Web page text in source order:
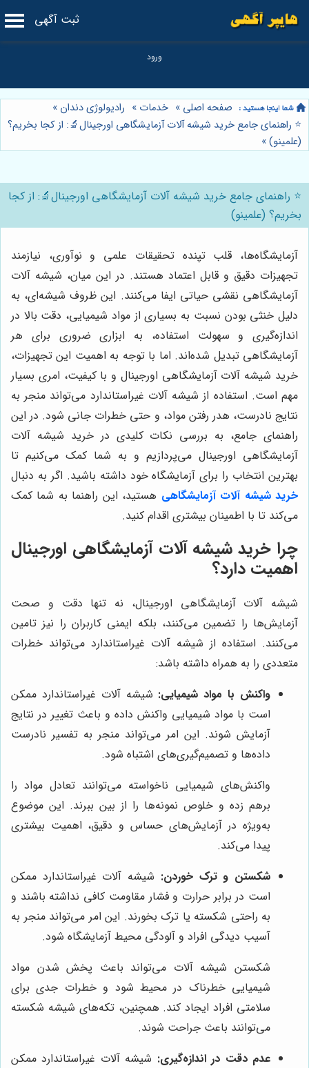
ثبت آگهی
صفحه اصلی » خدمات » رادیولوژی دندان »
⭐️ راهنمای جامع خرید شیشه آلات آزمایشگاهی اورجینال🔬: از کجا بخریم؟
(علمینو)»
⭐️ راهنمای جامع خرید شیشه آلات آزمایشگاهی اورجینال🔬: از کجا
بخریم؟ (علمینو)
آزمایشگاه‌ها، قلب تپنده تحقیقات علمی و نوآوری، نیازمند
تجهیزات دقیق و قابل اعتماد هستند. در این میان، شیشه آلات
آزمایشگاهی نقشی حیاتی ایفا می‌کنند. این ظروف شیشه‌ای، به
دلیل خنثی بودن نسبت به بسیاری از مواد شیمیایی، دقت بالا در
اندازه‌گیری و سهولت استفاده، به ابزاری ضروری برای هر
آزمایشگاهی تبدیل شده‌اند. اما با توجه به اهمیت این تجهیزات،
خرید شیشه آلات آزمایشگاهی اورجینال و با کیفیت، امری بسیار
مهم است. استفاده از شیشه آلات غیراستاندارد می‌تواند منجر به
نتایج نادرست، هدر رفتن مواد، و حتی خطرات جانی شود. در این
راهنمای جامع، به بررسی نکات کلیدی در خرید شیشه آلات
آزمایشگاهی اورجینال می‌پردازیم و به شما کمک می‌کنیم تا
بهترین انتخاب را برای آزمایشگاه خود داشته باشید. اگر به دنبال
خرید شیشه آلات آزمایشگاهی هستید، این راهنما به شما کمک
می‌کند تا با اطمینان بیشتری اقدام کنید.
چرا خرید شیشه آلات آزمایشگاهی اورجینال
اهمیت دارد؟
شیشه آلات آزمایشگاهی اورجینال، نه تنها دقت و صحت
آزمایش‌ها را تضمین می‌کنند، بلکه ایمنی کاربران را نیز تامین
می‌کنند. استفاده از شیشه آلات غیراستاندارد می‌تواند خطرات
متعددی را به همراه داشته باشد:
واکنش با مواد شیمیایی: شیشه آلات غیراستاندارد ممکن
است با مواد شیمیایی واکنش داده و باعث تغییر در نتایج
آزمایش شوند. این امر می‌تواند منجر به تفسیر نادرست
داده‌ها و تصمیم‌گیری‌های اشتباه شود.
واکنش‌های شیمیایی ناخواسته می‌توانند تعادل مواد را
برهم زده و خلوص نمونه‌ها را از بین ببرند. این موضوع
به‌ویژه در آزمایش‌های حساس و دقیق، اهمیت بیشتری
پیدا می‌کند.
شکستن و ترک خوردن: شیشه آلات غیراستاندارد ممکن
است در برابر حرارت و فشار مقاومت کافی نداشته باشند و
به راحتی شکسته یا ترک بخورند. این امر می‌تواند منجر به
آسیب دیدگی افراد و آلودگی محیط آزمایشگاه شود.
شکستن شیشه آلات می‌تواند باعث پخش شدن مواد
شیمیایی خطرناک در محیط شود و خطرات جدی برای
سلامتی افراد ایجاد کند. همچنین، تکه‌های شیشه شکسته
می‌توانند باعث جراحت شوند.
عدم دقت در اندازه‌گیری: شیشه آلات غیراستاندارد ممکن